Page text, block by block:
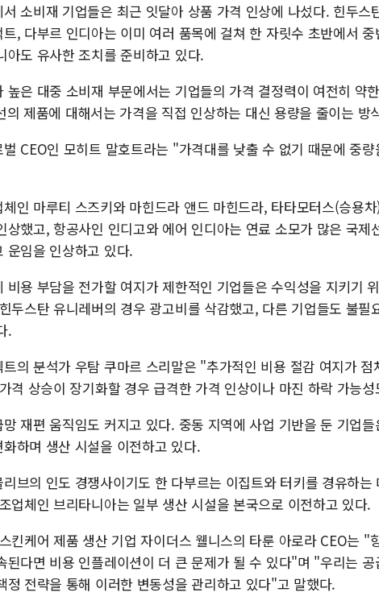
소비재 기업들은 최근 잇달아 상품 가격 인상에 나섰다. 힌두스
, 다부르 인디아는 이미 여러 품목에 걸쳐 한 자릿수 초반에서
아도 유사한 조치를 준비하고 있다.
높은 대중 소비재 부문에서는 기업들의 가격 결정력이 여전히 약
의 제품에 대해서는 가격을 직접 인상하는 대신 용량을 줄이는 방
벌 CEO인 모히트 말호트라는 "가격대를 낮출 수 없기 때문에 중
인 마루티 스즈키와 마힌드라 앤드 마힌드라, 타타모터스(승용
상했고, 항공사인 인디고와 에어 인디아는 연료 소모가 많은 국제
운임을 인상하고 있다.
비용 부담을 전가할 여지가 제한적인 기업들은 수익성을 지키기
두스탄 유니레버의 경우 광고비를 삭감했고, 다른 기업들도 불필
.
트의 분석가 우탐 쿠마르 스리말은 "추가적인 비용 절감 여지가
격 상승이 장기화할 경우 급격한 가격 인상이나 마진 하락 가능
재편 움직임도 커지고 있다. 중동 지역에 사업 기반을 둔 기업
하며 생산 시설을 이전하고 있다.
브의 인도 경쟁사이기도 한 다부르는 이집트와 터키를 경유하는
업체인 브리타니아는 일부 생산 시설을 본국으로 이전하고 있다.
킨케어 제품 생산 기업 자이더스 웰니스의 타룬 아로라 CEO는 "
된다면 비용 인플레이션이 더 큰 문제가 될 수 있다"며 "우리는
정 전략을 통해 이러한 변동성을 관리하고 있다"고 말했다.